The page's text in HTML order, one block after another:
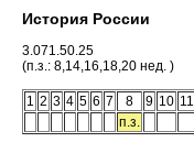
История России
3.071.50.25
(п.з.: 8,14,16,18,20 нед. )
1 2 3 4 5 6 7 8 9 10 11
п.з.